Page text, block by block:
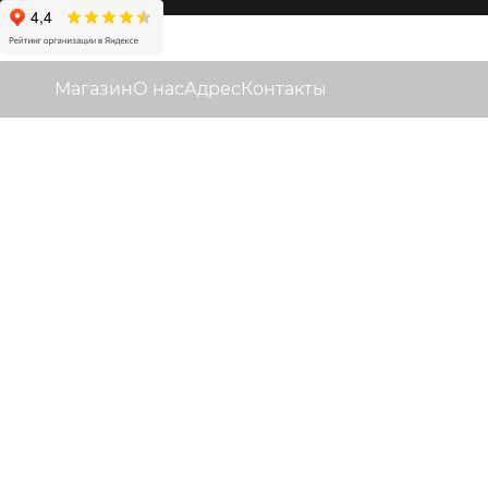
МагазинО насАдресКонтакты